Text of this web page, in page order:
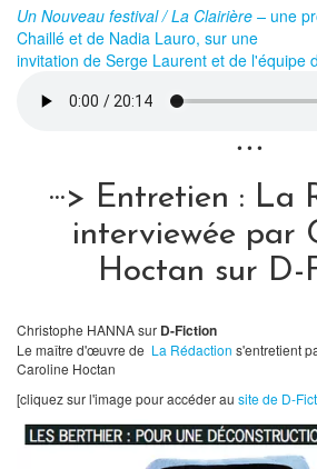
Un Nouveau festival / La Clairière – une
Chaillé et de Nadia Lauro, sur une
invitation de Serge Laurent et de l'équipe
• • •
···> Entretien : La
interviewée par
Hoctan sur D-
Christophe HANNA sur D-Fiction
Le maître d'œuvre de La Rédaction s'entretient
Caroline Hoctan
[cliquez sur l'image pour accéder au site de D-